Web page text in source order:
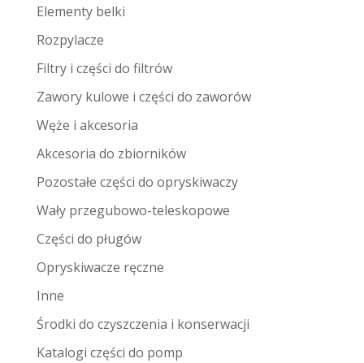
Elementy belki
Rozpylacze
Filtry i części do filtrów
Zawory kulowe i części do zaworów
Węże i akcesoria
Akcesoria do zbiorników
Pozostałe części do opryskiwaczy
Wały przegubowo-teleskopowe
Części do pługów
Opryskiwacze ręczne
Inne
Środki do czyszczenia i konserwacji
Katalogi części do pomp